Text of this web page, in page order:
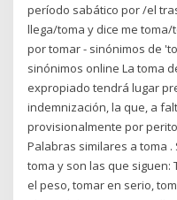
período sabático por /el
llega/toma y dice me
por tomar - sinónimos de
sinónimos online La toma
expropiado tendrá lugar
indemnización, la que, a
provisionalmente por
Palabras similares a toma
toma y son las que siguen:
el peso, tomar en serio,